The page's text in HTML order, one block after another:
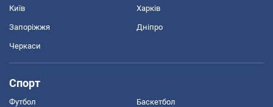
Київ Харків
Запоріжжя Дніпро
Черкаси
Спорт
Футбол Баскетбол